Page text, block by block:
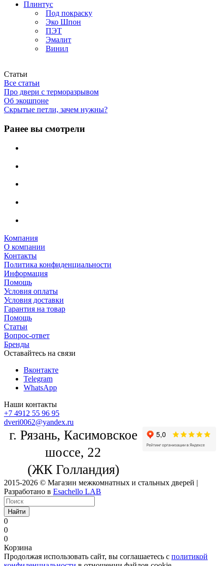
Плинтус
Под покраску
Эко Шпон
ПЭТ
Эмалит
Винил
Статьи
Все статьи
Про двери с терморазрывом
Об экошпоне
Скрытые петли, зачем нужны?
Ранее вы смотрели
Компания
О компании
Контакты
Политика конфиденциальности
Информация
Помощь
Условия оплаты
Условия доставки
Гарантия на товар
Помощь
Статьи
Вопрос-ответ
Бренды
Оставайтесь на связи
Вконтакте
Telegram
WhatsApp
Наши контакты
+7 4912 55 96 95
dveri0062@yandex.ru
г. Рязань, Касимовское
шоссе, 22
(ЖК Голландия)
2015-2026 © Магазин межкомнатных и стальных дверей |
Разработано в Esachello LAB
Найти
0
0
0
Корзина
Продолжая использовать сайт, вы соглашаетесь с политикой